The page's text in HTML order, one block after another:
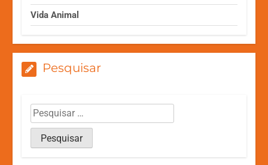
Vida Animal
Pesquisar